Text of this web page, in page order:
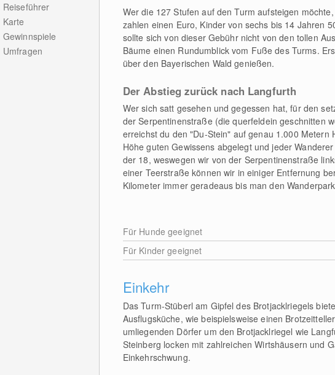
Reiseführer
Karte
Gewinnspiele
Umfragen
Wer die 127 Stufen auf den Turm aufsteigen
zahlen einen Euro, Kinder von sechs bis 14 Jahren
sollte sich von dieser Gebühr nicht von den tollen
Bäume einen Rundumblick vom Fuße des Turms.
über den Bayerischen Wald genießen.
Der Abstieg zurück nach Langfurth
Wer sich satt gesehen und gegessen hat, für den
der Serpentinenstraße (die querfeldein geschnitten
erreichst du den "Du-Stein" auf genau 1.000
Höhe guten Gewissens abgelegt und jeder
der 18, weswegen wir von der Serpentinenstraße
einer Teerstraße können wir in einiger Entfernung
Kilometer immer geradeaus bis man den
Für Hunde geeignet
Für Kinder geeignet
Einkehr
Das Turm-Stüberl am Gipfel des Brotjacklriegels
Ausflugsküche, wie beispielsweise einen
umliegenden Dörfer um den Brotjacklriegel wie
Steinberg locken mit zahlreichen Wirtshäusern und
Einkehrschwung.